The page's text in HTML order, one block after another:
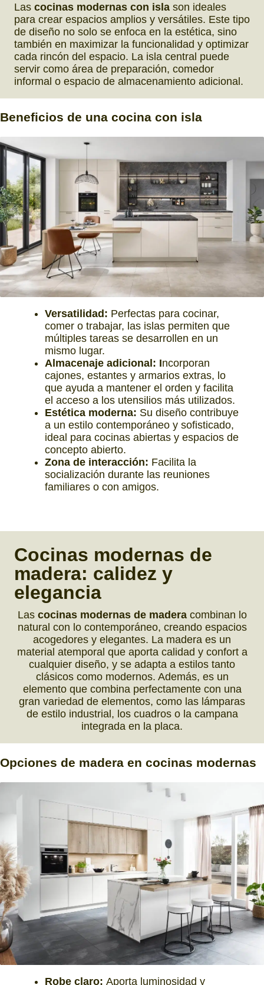
Las cocinas modernas con isla son ideales
para crear espacios amplios y versátiles. Este tipo
de diseño no solo se enfoca en la estética, sino
también en maximizar la funcionalidad y optimizar
cada rincón del espacio. La isla central puede
servir como área de preparación, comedor
informal o espacio de almacenamiento adicional.
Beneficios de una cocina con isla
Versatilidad: Perfectas para cocinar,
comer o trabajar, las islas permiten que
múltiples tareas se desarrollen en un
mismo lugar.
Almacenaje adicional: Incorporan
cajones, estantes y armarios extras, lo
que ayuda a mantener el orden y facilita
el acceso a los utensilios más utilizados.
Estética moderna: Su diseño contribuye
a un estilo contemporáneo y sofisticado,
ideal para cocinas abiertas y espacios de
concepto abierto.
Zona de interacción: Facilita la
socialización durante las reuniones
familiares o con amigos.
Cocinas modernas de
madera: calidez y
elegancia
Las cocinas modernas de maderacombinan lo
natural con lo contemporáneo, creando espacios
acogedores y elegantes. La madera es un
material atemporal que aporta calidad y confort a
cualquier diseño, y se adapta a estilos tanto
clásicos como modernos. Además, es un
elemento que combina perfectamente con una
gran variedad de elementos, como las lámparas
de estilo industrial, los cuadros o la campana
integrada en la placa.
Opciones de madera en cocinas modernas
Robe claro: Aporta luminosidad y